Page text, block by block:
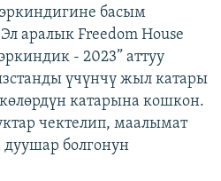
басым
аралык Freedom House
- 2023” аттуу
үчүнчү жыл катары
катарына кошкон.
чектелип, маалымат
болгонун